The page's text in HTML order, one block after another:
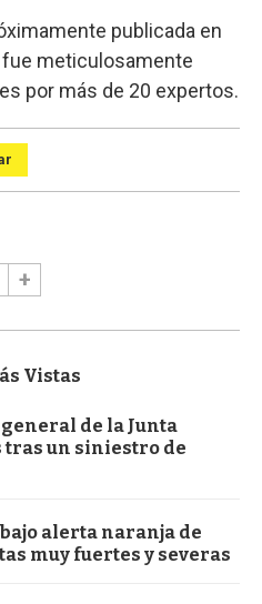
publicada en
meticulosamente
por más de 20 expertos.
Vistas
de la Junta
tras un siniestro de
alerta naranja de
muy fuertes y severas